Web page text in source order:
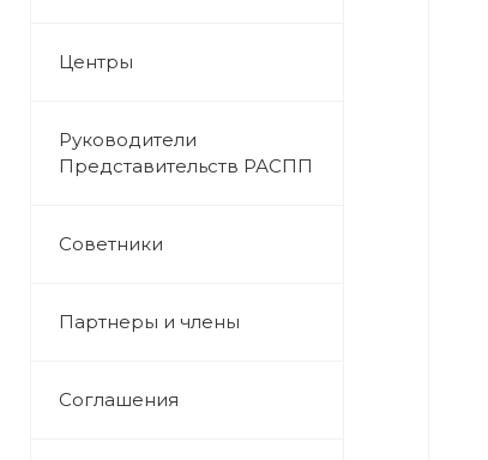
Центры
Руководители
Представительств РАСПП
Советники
Партнеры и члены
Соглашения